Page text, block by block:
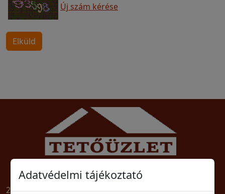
Új szám kérése
Tető-Zsindely Építőanyag Szaküzlet
2030 Érd, Balatoni út 1/E. Tel: (23)364-561
Adatvédelmi tájékoztató